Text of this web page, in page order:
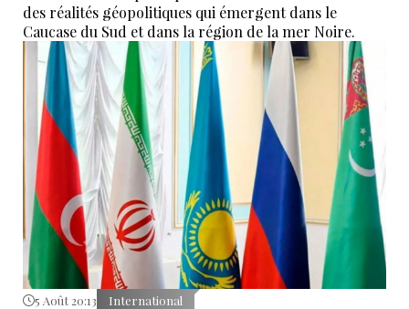
des réalités géopolitiques qui émergent dans le
Caucase du Sud et dans la région de la mer Noire.
5 Août 20:13 International